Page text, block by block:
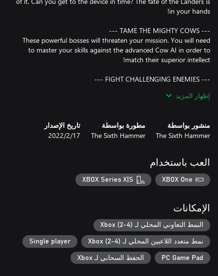
These powerful bosses will threaten your mission. You will need
to master your skills against the advanced Cow AI in order to
mission – to prevent you from achieving yours. Each one of them
Level up your ship and unlock an arsenal of milk weaponry and
Play the emotional, 12+ hours long campaign full of memorable
Discover beautiful, yet lethal hand-crafted landscapes. From the
highest peak to the deepest dungeon – each provides its own
إظهار المزيد
منشور بواسطة
The Sixth Hammer
مطورة بواسطة
The Sixth Hammer
تاريخ الإصدار
17‏/2‏/2022
العب باستخدام
XBOX One
XBOX Series X|S
الإمكانات
النمط التعاوني المحلي لـ Xbox (2-4)
نمط متعدد اللاعبين المحلي لـ Xbox (2-4) Single player
PC Game Pad الحفظ السحابي لـ Xbox